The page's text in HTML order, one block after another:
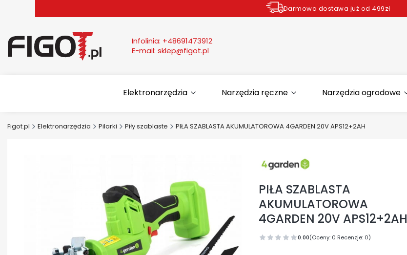
Darmowa dostawa już od 499zł
Infolinia: +48691473912
E-mail: sklep@figot.pl
Elektronarzędzia Narzędzia ręczne Narzędzia ogrodowe
Figot.pl Elektronarzędzia Pilarki Piły szablaste PIŁA SZABLASTA AKUMULATOROWA 4GARDEN 20V APS12+2AH
PIŁA SZABLASTA
AKUMULATOROWA
4GARDEN 20V APS12+2AH
0.00(Oceny: 0 Recenzje: 0)